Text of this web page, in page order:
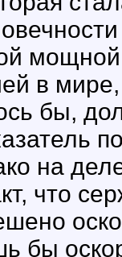
в
бы,
на
что
бы